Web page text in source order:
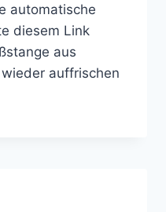
automatische
diesem Link
aus
auffrischen